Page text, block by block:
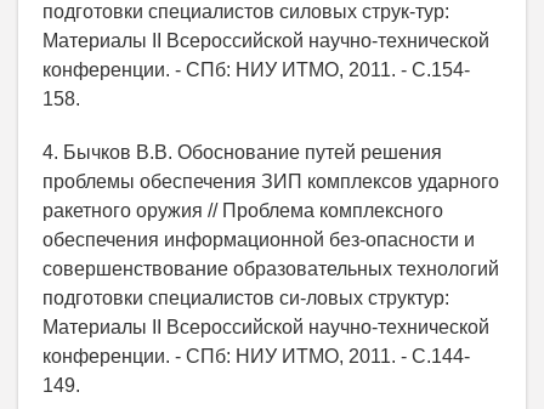
подготовки специалистов силовых струк-тур:
Материалы II Всероссийской научно-технической
конференции. - СПб: НИУ ИТМО, 2011. - С.154-
158.
4. Бычков В.В. Обоснование путей решения
проблемы обеспечения ЗИП комплексов ударного
ракетного оружия // Проблема комплексного
обеспечения информационной без-опасности и
совершенствование образовательных технологий
подготовки специалистов си-ловых структур:
Материалы II Всероссийской научно-технической
конференции. - СПб: НИУ ИТМО, 2011. - С.144-
149.